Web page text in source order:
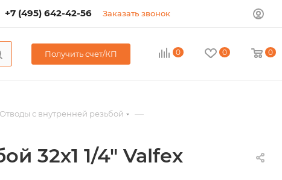
+7 (495) 642-42-56 Заказать звонок
Получить счет/КП 0 0 0
Отводы с внутренней резьбой —
32х1 1/4" Valfex